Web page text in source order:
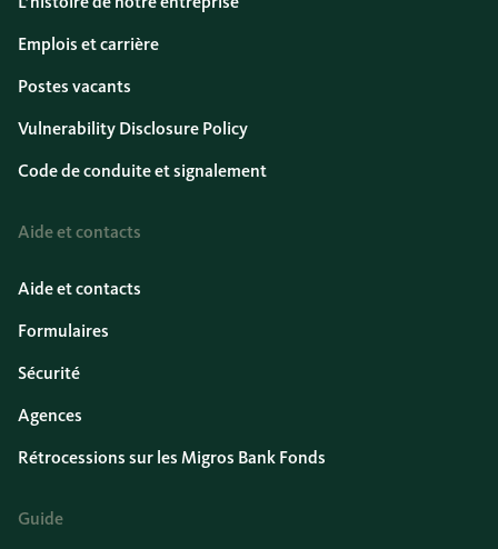
Emplois et carrière
Postes vacants
Vulnerability Disclosure Policy
Code de conduite et signalement
Aide et contacts
Aide et contacts
Formulaires
Sécurité
Agences
Rétrocessions sur les Migros Bank Fonds
Guide